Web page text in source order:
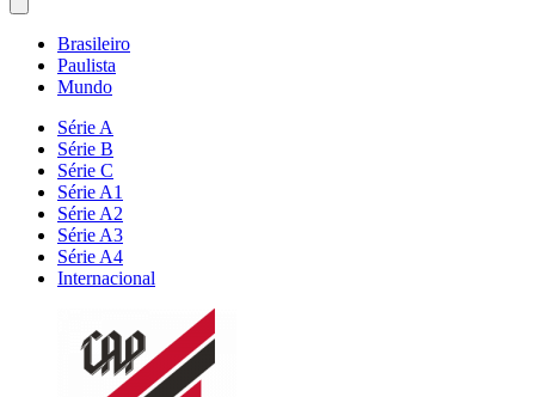
Brasileiro
Paulista
Mundo
Série A
Série B
Série C
Série A1
Série A2
Série A3
Série A4
Internacional